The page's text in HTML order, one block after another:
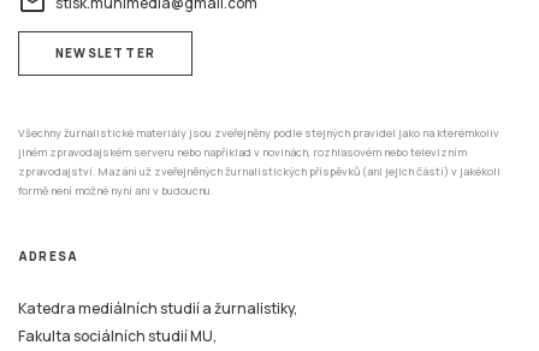
NEWSLETTER
Všechny žurnalistické materiály jsou zveřejněny podle stejných pravidel jako na kterémkoliv
jiném zpravodajském serveru nebo například v novinách, rozhlasovém nebo televizním
zpravodajství. Mazání už zveřejněných žurnalistických příspěvků (ani jejich částí) v jakékoli
formě není možné nyní ani v budoucnu.
ADRESA
Katedra mediálních studií a žurnalistiky,
Fakulta sociálních studií MU,